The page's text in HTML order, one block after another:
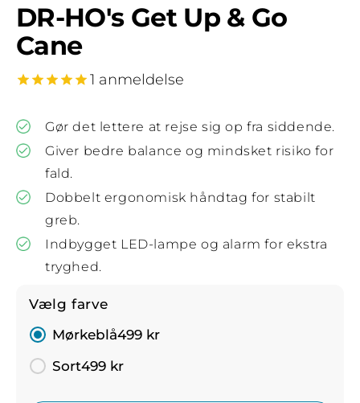
DR-HO's Get Up & Go
Cane
1 anmeldelse
Gør det lettere at rejse sig op fra siddende.
Giver bedre balance og mindsket risiko for
fald.
Dobbelt ergonomisk håndtag for stabilt
greb.
Indbygget LED-lampe og alarm for ekstra
tryghed.
Vælg farve
Mørkeblå499 kr
Sort499 kr